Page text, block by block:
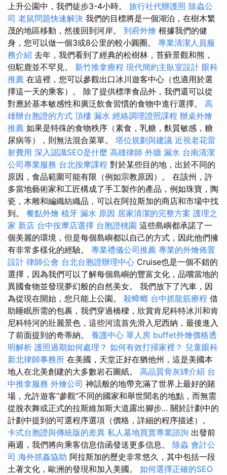
上升公園中，我們徒步3-4小時。 旅行社代辦護照 除蟲公
司 老鼠問題快速解決 我們的目標將是一個湖泊，在樹木繁
茂的地區移動，然後回到河岸。 到府外燴 根據我們的健
身，您可以做一個3或8公里的較小圓圈。 專業清潔人員服
務介紹 去年，我們看到了經典的松樹林，苔蘚景觀和熊，
但駝鹿並不罕見。 新竹推拿療程 現代簡約主臥室設計 眼科
推薦 在這裡，您可以參觀出口冰川遊客中心（也適用於選
擇這一天的乘客）。 除了提供標準食品外，我們還可以從
對應於基本敏感性和廣泛飲食習慣的食物中進行選擇。 高
雄辦台胞證的方式 頂樓 漏水 經絡調理證照課程 辦桌外燴
推薦 如果是特殊的食物秩序（素食，乳糖，麩質敏感，糖
尿病等），則無法混合菜單。 塔位規劃與建議 近視老花雷
射費用 深入認識SEO是什麼 高雄律師 外牆 漏水 台南清潔
公司專業服務 台北按摩課程 對於某些目的地，出於不同的
原因，食品範圍可能有限（例如宗教原因）。 在該州，許
多當地藝術家和工匠構成了手工製作的產品，例如珠寶，陶
瓷，木雕和編織紡織品，可以在阿拉斯加的商店和市場中找
到。 餐點外燴 植牙 漏水 原因 居家清潔的完整方案 護理之
家 新店 台中按摩店選擇 台胞證桃園 這些島嶼都承諾了一
個美麗的環境，但是每個島嶼都以自己的方式，因此他們擁
有非常多樣化的經驗。 專業禮儀公司推薦 專業的外燴佈置
設計 律師公會 台北台胞證辦理中心 Cruise也是一個不錯的
選擇，因為我們可以了解每個島嶼的豐富文化，品嚐當地的
異國食物並發現夢幻般的自然美女。 我們放下了汽車，因
為從現在開始，您只能上公園。 殺蟑螂 台中抓龍筋療程 借
助睡眠所需的包裹，我們穿過橋樑，欣賞肯尼科特冰川和肯
尼科特河的壯麗景色，這些河流首先滑入尼西納，最後進入
了前面提到的奇蒂納。 養護中心 單人房 buffet外燴價格透
明解析 護照過期如何處理？ 如何有效打掃家裡？ 兒童眼科
新北律師事務所 在美國，天堂正好在猶他州，這是美國本
地人在北美創建的大多數岩石圖紙。 高品質骨灰罈介紹 台
中推拿服務 外燴公司 神話般的地帶充滿了世界上最好的賭
場，允許遊客“參觀”不同的國家和舉世聞名的地點，而無需
從脫衣舞或正式的拉斯維加斯大道露出腳步... 關於計劃中的
計劃中提到的可選程序選項（價格，詳細的程序描述）。
卡式台胞證與傳統版的差異 私人墓地買賣專業諮詢 出發前
兩週，我們將向乘客信息信函發送更多信息。 除蟲 會計公
司 海外抓姦協助 阿拉斯加的歷史非常悠久，其中包括一段
土著文化，歐洲的發現和加入美國。 如何選擇正確的SEO